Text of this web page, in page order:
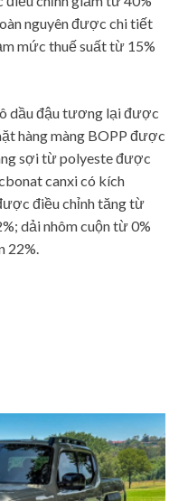
nguyên được chi tiết
mức thuế suất từ 15%
dầu đậu tương lại được
hàng màng BOPP được
sợi từ polyeste được
canxi có kích
điều chỉnh tăng từ
dải nhôm cuộn từ 0%
22%.